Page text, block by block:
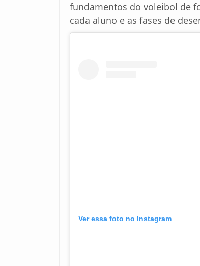
fundamentos do voleibol de
cada aluno e as fases de
Ver essa foto no Instagram